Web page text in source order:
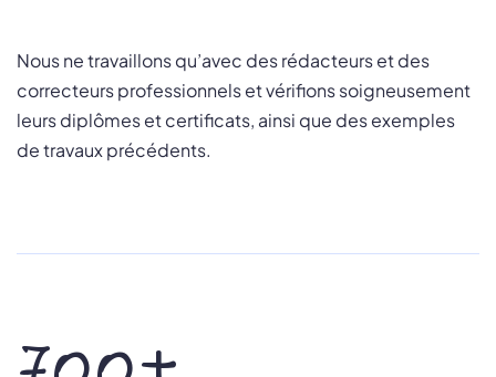
Nous ne travaillons qu’avec des rédacteurs et des
correcteurs professionnels et vérifions soigneusement
leurs diplômes et certificats, ainsi que des exemples
de travaux précédents.